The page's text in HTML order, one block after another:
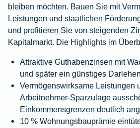
bleiben möchten. Bauen Sie mit
Leistungen und staatlichen
und profitieren Sie von steigenden
Kapitalmarkt. Die Highlights im
Attraktive Guthabenzinsen mit
und später ein günstiges
Vermögenswirksame Leistungen
Arbeitnehmer-Sparzulage
Einkommensgrenzen deutlich
10 % Wohnungsbauprämie